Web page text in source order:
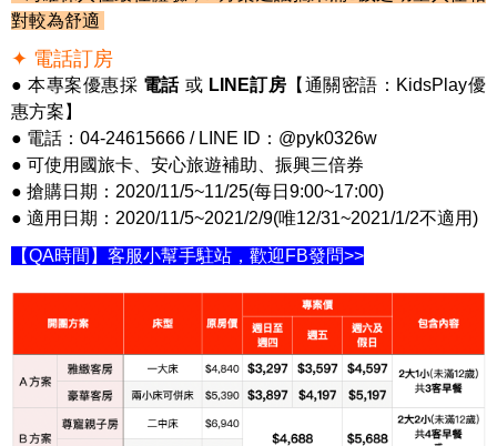
對較為舒適
✦ 電話訂房
● 本專案優惠採 電話或 LINE訂房 【通關密語：KidsPlay優
惠方案】
● 電話：04-24615666 / LINE ID：@pyk0326w
● 可使用國旅卡、安心旅遊補助、振興三倍券
● 搶購日期：2020/11/5~11/25(每日9:00~17:00)
● 適用日期：2020/11/5~2021/2/9(唯12/31~2021/1/2不適用)
【QA時間】客服小幫手駐站，歡迎FB發問>>